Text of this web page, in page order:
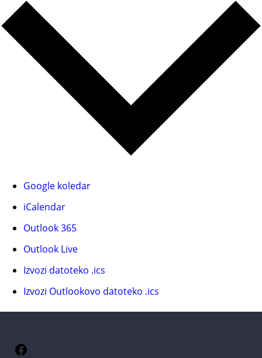
Google koledar
iCalendar
Outlook 365
Outlook Live
Izvozi datoteko .ics
Izvozi Outlookovo datoteko .ics
Facebook